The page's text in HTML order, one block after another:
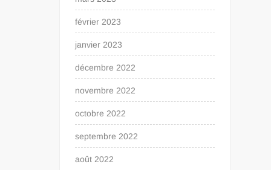
février 2023
janvier 2023
décembre 2022
novembre 2022
octobre 2022
septembre 2022
août 2022